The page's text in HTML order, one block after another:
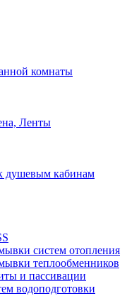
комнаты
Ленты
душевым кабинам
систем отопления
теплообменников
и пассивации
водоподготовки